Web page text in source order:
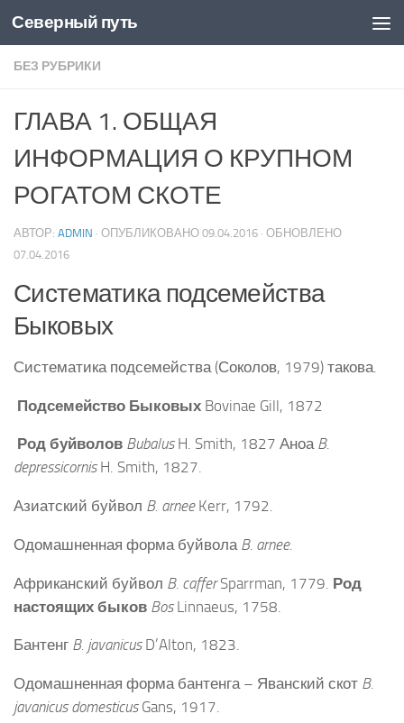
Skip to content
Северный путь
БЕЗ РУБРИКИ
ГЛАВА 1. ОБЩАЯ
ИНФОРМАЦИЯ О КРУПНОМ
РОГАТОМ СКОТЕ
АВТОР: ADMIN · ОПУБЛИКОВАНО 09.04.2016 · ОБНОВЛЕНО
07.04.2016
Систематика подсемейства
Быковых
Систематика подсемейства (Соколов, 1979) такова.
Подсемейство Быковых Bovinae Gill, 1872
Род буйволов BubalusH. Smith, 1827 Аноа B.
depressicornisH. Smith, 1827.
Азиатский буйвол B. arneeKerr, 1792.
Одомашненная форма буйвола B. arnee.
Африканский буйвол B. cafferSparrman, 1779. Род
настоящих быков BosLinnaeus, 1758.
Бантенг B. javanicusD’Alton, 1823.
Одомашненная форма бантенга – Яванский скот B.
javanicus domesticus Gans, 1917.